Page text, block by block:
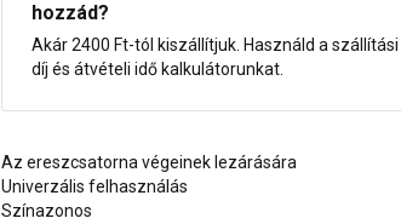
hozzád?
Akár 2400 Ft-tól kiszállítjuk. Használd a szállítási
díj és átvételi idő kalkulátorunkat.
Az ereszcsatorna végeinek lezárására
Univerzális felhasználás
Színazonos